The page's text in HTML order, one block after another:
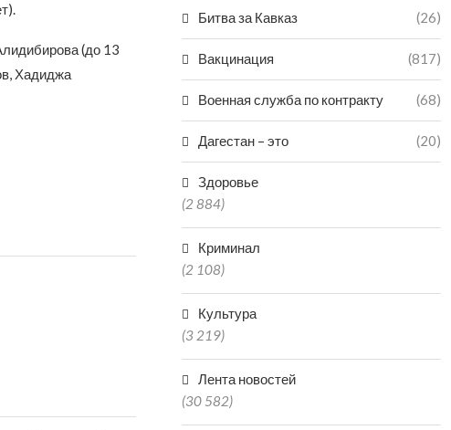
(до 13
Хадиджа
Битва за Кавказ (26)
Вакцинация (817)
Военная служба по контракту (68)
Дагестан – это (20)
Здоровье
(2 884)
Криминал
(2 108)
Культура
(3 219)
Лента новостей
(30 582)